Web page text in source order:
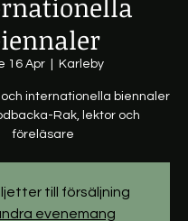
16 Apr Karleby
internationella biennaler
Rak, lektor och
föreläsare
till försäljning
evenemang